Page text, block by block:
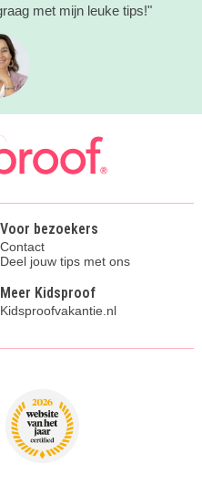
met mijn leuke tips!"
Voor bezoekers
Contact
Deel jouw tips met ons
Meer Kidsproof
Kidsproofvakantie.nl